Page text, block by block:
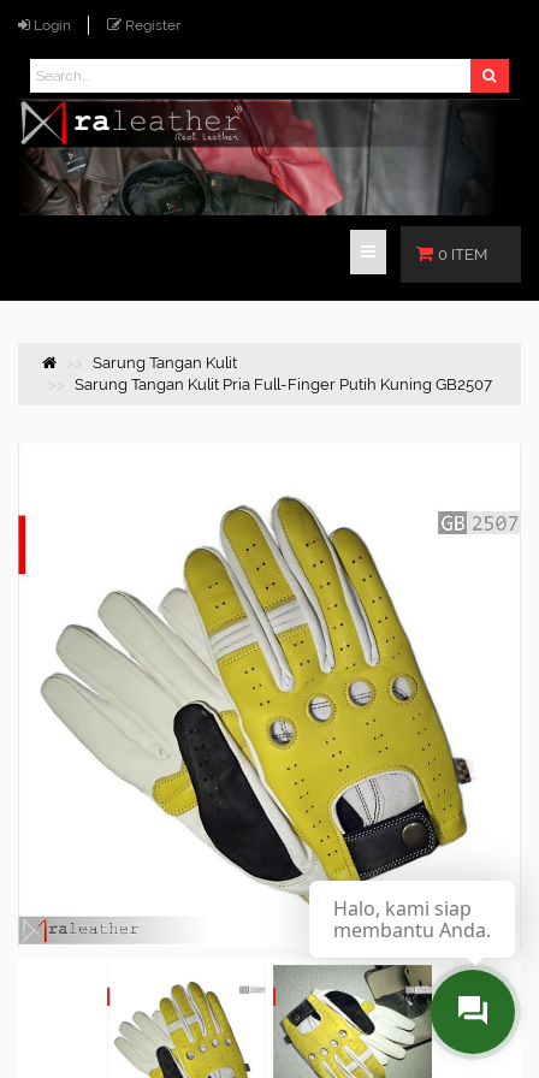
Login Register
0 ITEM
Sarung Tangan Kulit
Sarung Tangan Kulit Pria Full-Finger Putih Kuning GB2507
Halo, kami siap
membantu Anda.